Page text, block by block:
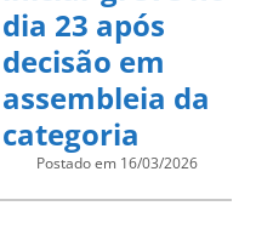
dia 23 após
decisão em
assembleia da
categoria
Postado em 16/03/2026